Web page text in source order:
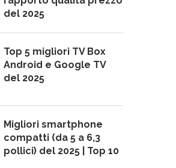
del 2025
Top 5 migliori TV Box
Android e Google TV
del 2025
Migliori smartphone
compatti (da 5 a 6,3
pollici) del 2025 | Top 10